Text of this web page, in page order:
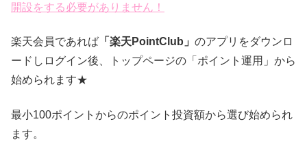
開設をする必要がありません！
楽天会員であれば 「楽天PointClub」 のアプリをダウンロ
ードしログイン後、トップページの「ポイント運用」から
始められます★
最小100ポイントからのポイント投資額から選び始められ
ます。